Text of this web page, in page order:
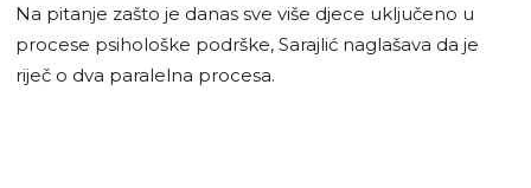
Na pitanje zašto je danas sve više djece uključeno u
procese psihološke podrške, Sarajlić naglašava da je
riječ o dva paralelna procesa.